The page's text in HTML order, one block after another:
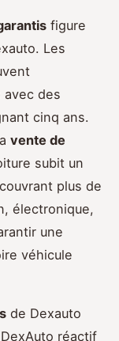
figure
Les
des
cinq ans.
vente de
subit un
plus de
électronique,
une
véhicule
de Dexauto
réactif